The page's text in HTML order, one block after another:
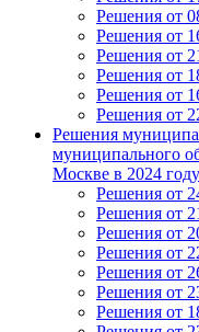
Решения от
Решения от
Решения от
Решения от
Решения от
Решения от
Решения
муниципального
Москве в 2024 году
Решения от
Решения от
Решения от
Решения от
Решения от
Решения от
Решения от